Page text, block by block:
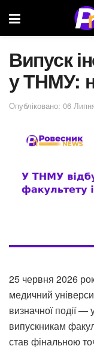
Випуск
у ТНМУ:
Опубліковано: 06
25 червня 2026
медичний
визначної події —
випускникам
став фінальною